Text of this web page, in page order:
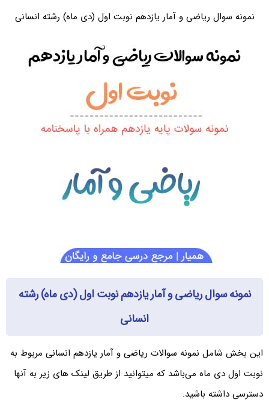
نمونه سوال ریاضی و آمار یازدهم نوبت اول (دی ماه) رشته انسانی
نمونه سوال ریاضی و آمار یازدهم نوبت اول (دی ماه) رشته
انسانی
این بخش شامل نمونه سوالات ریاضی و آمار یازدهم انسانی مربوط به
نوبت اول دی ماه می‌باشد که میتوانید از طریق لینک های زیر به آنها
دسترسی داشته باشید.